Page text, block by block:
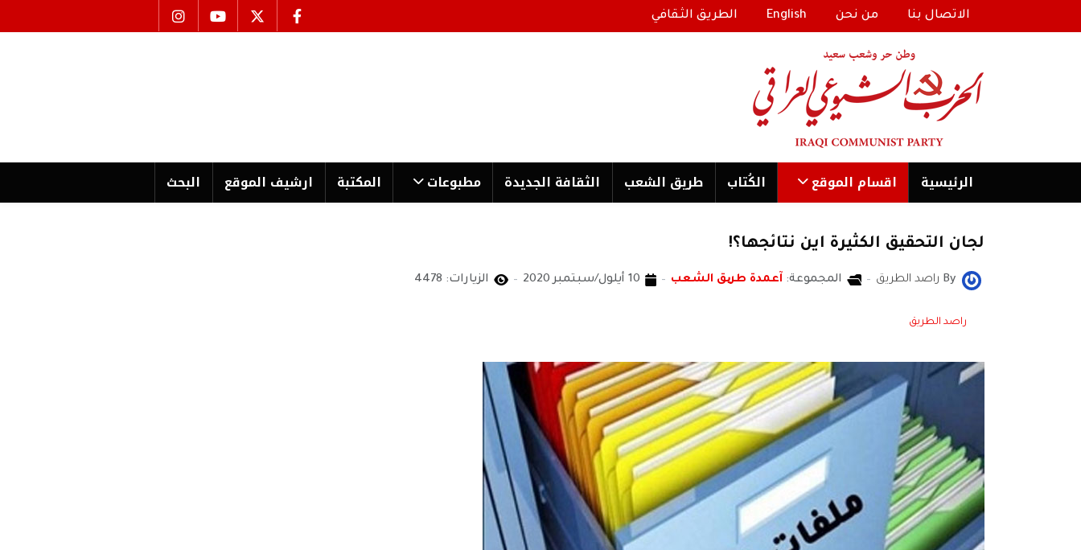
الاتصال بنا من نحن English الطريق الثقافي
الرئیسية اقسام الموقع الكُتاب طریق الشعب الثقافة الجدیدة مطبوعات المكتبة ارشیف الموقع البحث
لجان التحقيق الكثيرة اين نتائجها؟!
By راصد الطريق المجموعة: آعمدة طریق الشعب 10 أيلول/سبتمبر 2020 الزيارات: 4478
راصد الطريق